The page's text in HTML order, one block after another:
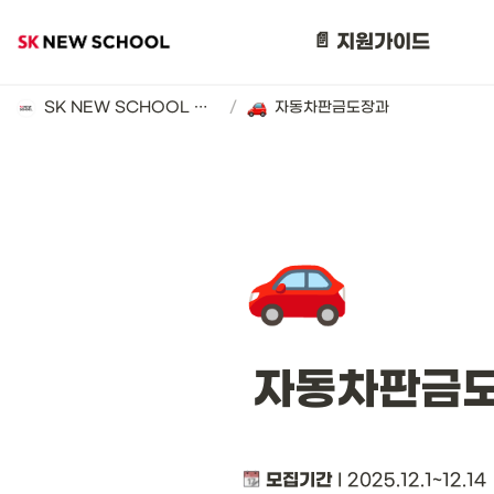
📄 지원가이드
SK NEW SCHOOL 지원 가이드 (2025년) / 자동차판금도장과
🚗
자동차판금
모집기간 I 2025.12.1~12.14